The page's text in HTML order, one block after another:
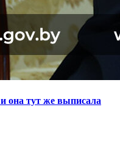
она тут же выписала